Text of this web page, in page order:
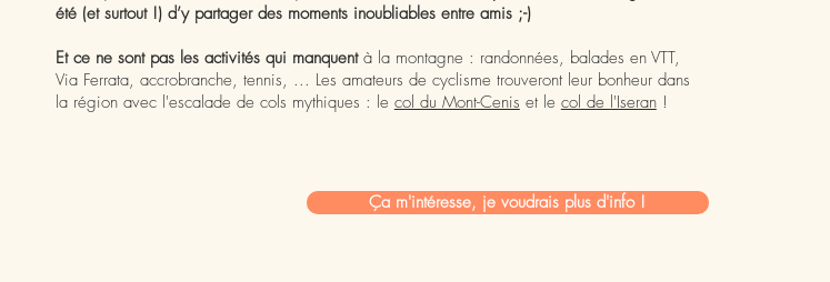
été (et surtout !) d’y partager des moments inoubliables entre amis ;-)
Et ce ne sont pas les activités qui manquentà la montagne : randonnées, balades en VTT,
Via Ferrata, accrobranche, tennis, ... Les amateurs de cyclisme trouveront leur bonheur dans
la région avec l'escalade de cols mythiques : le col du Mont-Cenis et le col de l'Iseran!​​
Ça m'intéresse, je voudrais plus d'info !